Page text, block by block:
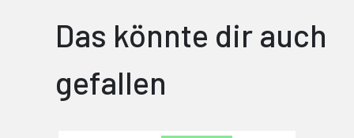
Das könnte dir auch
gefallen